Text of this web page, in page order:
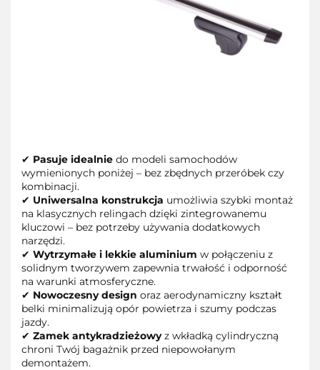
✔ Pasuje idealnie do modeli samochodów
wymienionych poniżej – bez zbędnych przeróbek czy
kombinacji.
✔ Uniwersalna konstrukcja umożliwia szybki montaż
na klasycznych relingach dzięki zintegrowanemu
kluczowi – bez potrzeby używania dodatkowych
narzędzi.
✔ Wytrzymałe i lekkie aluminium w połączeniu z
solidnym tworzywem zapewnia trwałość i odporność
na warunki atmosferyczne.
✔ Nowoczesny design oraz aerodynamiczny kształt
belki minimalizują opór powietrza i szumy podczas
jazdy.
✔ Zamek antykradzieżowyz wkładką cylindryczną
chroni Twój bagażnik przed niepowołanym
demontażem.